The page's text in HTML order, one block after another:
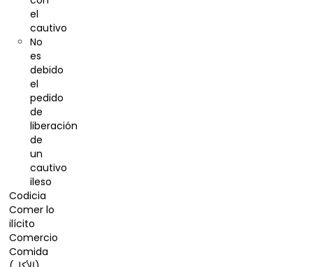
el
cautivo
No
es
debido
el
pedido
de
liberación
de
un
cautivo
ileso
Codicia
Comer lo
ilícito
Comercio
Comida